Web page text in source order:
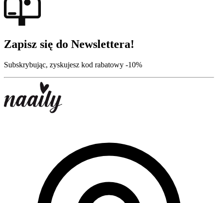
Zapisz się do Newslettera!
Subskrybując, zyskujesz kod rabatowy -10%